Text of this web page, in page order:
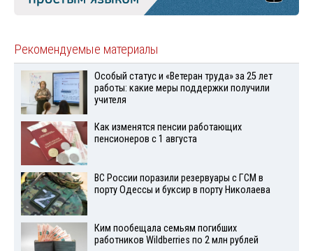
Рекомендуемые материалы
Особый статус и «Ветеран труда» за 25 лет
работы: какие меры поддержки получили
учителя
Как изменятся пенсии работающих
пенсионеров с 1 августа
ВС России поразили резервуары с ГСМ в
порту Одессы и буксир в порту Николаева
Ким пообещала семьям погибших
работников Wildberries по 2 млн рублей